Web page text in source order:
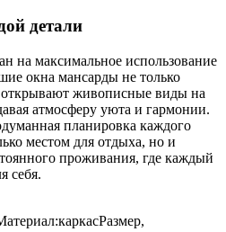
детали
на максимальное использование
окна мансарды не только
живописные виды на
атмосферу уюта и гармонии.
планировка каждого
местом для отдыха, но и
проживания, где каждый
себя.
каркасРазмер,